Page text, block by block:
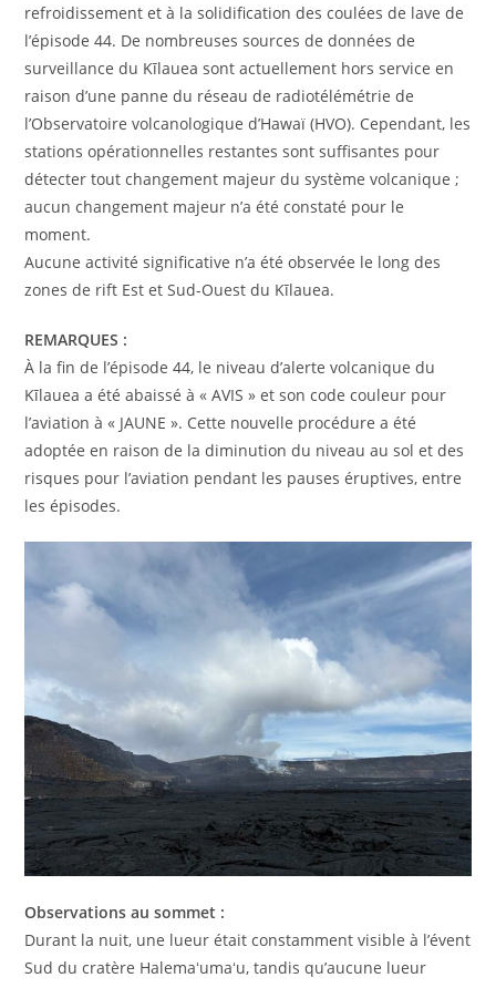
refroidissement et à la solidification des coulées de lave de
l’épisode 44. De nombreuses sources de données de
surveillance du Kīlauea sont actuellement hors service en
raison d’une panne du réseau de radiotélémétrie de
l’Observatoire volcanologique d’Hawaï (HVO). Cependant, les
stations opérationnelles restantes sont suffisantes pour
détecter tout changement majeur du système volcanique ;
aucun changement majeur n’a été constaté pour le
moment.
Aucune activité significative n’a été observée le long des
zones de rift Est et Sud-Ouest du Kīlauea.
REMARQUES :
À la fin de l’épisode 44, le niveau d’alerte volcanique du
Kīlauea a été abaissé à « AVIS » et son code couleur pour
l’aviation à « JAUNE ». Cette nouvelle procédure a été
adoptée en raison de la diminution du niveau au sol et des
risques pour l’aviation pendant les pauses éruptives, entre
les épisodes.
Observations au sommet :
Durant la nuit, une lueur était constamment visible à l’évent
Sud du cratère Halemaʻumaʻu, tandis qu’aucune lueur